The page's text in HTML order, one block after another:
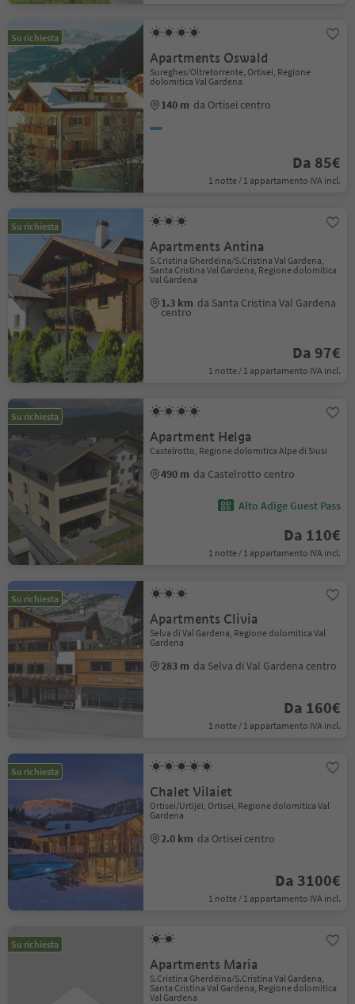
Su richiesta
Apartments Oswald
Sureghes/Oltretorrente, Ortisei, Regione
dolomitica Val Gardena
140 m da Ortisei centro
Da 85€
1 notte / 1 appartamento IVA incl.
Su richiesta
Apartments Antina
S.Cristina Gherdëina/S.Cristina Val Gardena,
Santa Cristina Val Gardena, Regione dolomitica
Val Gardena
1.3 km da Santa Cristina Val Gardena
centro
Da 97€
1 notte / 1 appartamento IVA incl.
Su richiesta
Apartment Helga
Castelrotto, Regione dolomitica Alpe di Siusi
490 m da Castelrotto centro
Alto Adige Guest Pass
Da 110€
1 notte / 1 appartamento IVA incl.
Su richiesta
Apartments Clivia
Selva di Val Gardena, Regione dolomitica Val
Gardena
283 m da Selva di Val Gardena centro
Da 160€
1 notte / 1 appartamento IVA incl.
Su richiesta
Chalet Vilaiet
Ortisei/Urtijëi, Ortisei, Regione dolomitica Val
Gardena
2.0 km da Ortisei centro
Da 3100€
1 notte / 1 appartamento IVA incl.
Su richiesta
Apartments Maria
S.Cristina Gherdëina/S.Cristina Val Gardena,
Santa Cristina Val Gardena, Regione dolomitica
Val Gardena